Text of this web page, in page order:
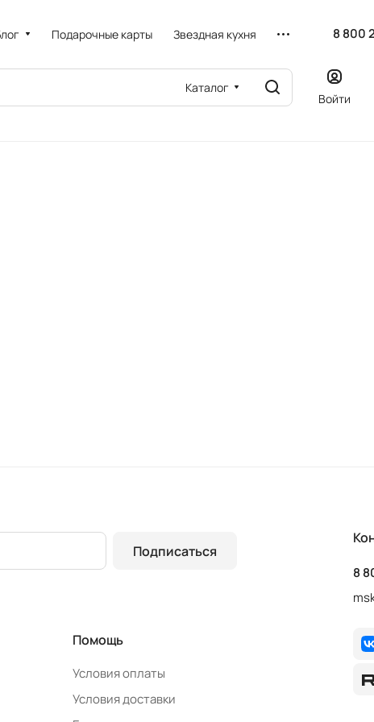
Подарочные карты Звездная кухня 8 800
Каталог
Войти
Подписаться
Помощь
Условия оплаты
Условия доставки
8